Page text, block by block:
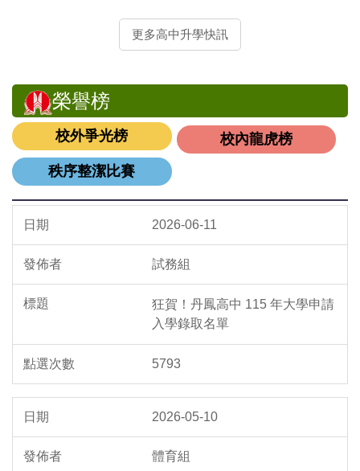
更多高中升學快訊
榮譽榜
校外爭光榜
校內龍虎榜
秩序整潔比賽
2026-06-11
試務組
狂賀！丹鳳高中 115 年大學申請
入學錄取名單
5793
2026-05-10
體育組